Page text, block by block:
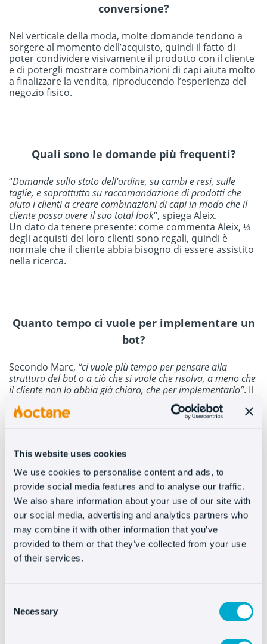
This website uses cookies
We use cookies to personalise content and ads, to
provide social media features and to analyse our traffic.
We also share information about your use of our site with
our social media, advertising and analytics partners who
may combine it with other information that you’ve
provided to them or that they’ve collected from your use
of their services.
Selection
Necessary
conversione?
Nel verticale della moda, molte domande tendono a
sorgere al momento dell’acquisto, quindi il fatto di
poter condividere visivamente il prodotto con il cliente
e di potergli mostrare combinazioni di capi aiuta molto
a finalizzare la vendita, riproducendo l’esperienza del
negozio fisico.
Quali sono le domande più frequenti?
“Domande sullo stato dell’ordine, su cambi e resi, sulle
taglie, e soprattutto su raccomandazione di prodotti che
aiuta i clienti a creare combinazioni di capi in modo che il
cliente possa avere il suo total look“, spiega Aleix.
Un dato da tenere presente: come commenta Aleix, ⅓
degli acquisti dei loro clienti sono regali, quindi è
normale che il cliente abbia bisogno di essere assistito
nella ricerca.
Quanto tempo ci vuole per implementare un
bot?
Secondo Marc, “ci vuole più tempo per pensare alla
struttura del bot o a ciò che si vuole che risolva, a meno che
il cliente non lo abbia già chiaro, che per implementarlo”. Il
chatbot di Oct8ne consente una facile configurazione
con un sistema di moduli drag & drop; in generale, in
circa due settimane al massimo il bot viene
“Oct8ne offre molte opzioni in un unico pannello di
controllo, ed è esattamente ciò di cui abbiamo
bisogno perché ci permette di offrire un servizio
eccellente, quindi è un ottimo partner per noi” – Cit.
Aleix Roca – Boboli
“Oct8ne fornisce diverse metriche che riflettono l’intero
funnel, sia pre che post vendita. Senza dubbio, aiuta a dare
quell’impulso all’acquisto che si riflette in una maggiore